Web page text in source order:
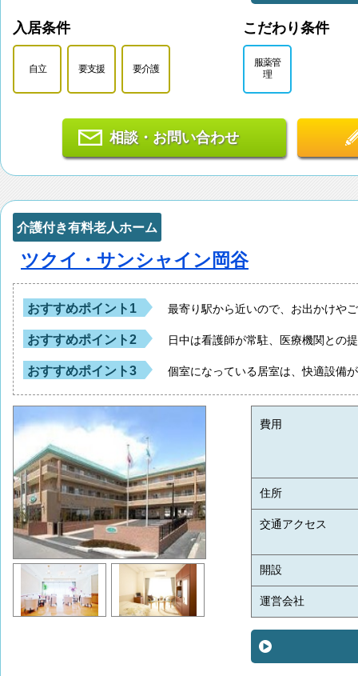
入居条件
自立 要支援 要介護
こだわり条件
服薬管
理
相談・お問い合わせ
介護付き有料老人ホーム
ツクイ・サンシャイン岡谷
おすすめポイント1 最寄り駅から近いので、お出かけや
おすすめポイント2 日中は看護師が常駐、医療機関との
おすすめポイント3 個室になっている居室は、快適設備
費用
住所
交通アクセス
開設
運営会社